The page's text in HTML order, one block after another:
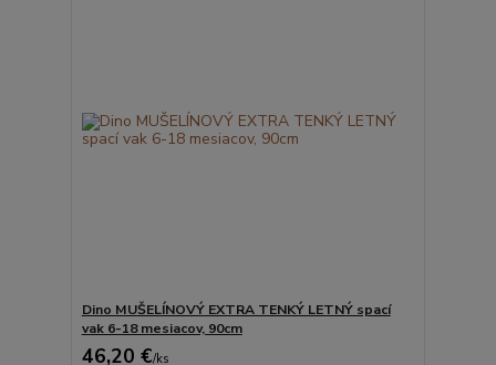
Dino MUŠELÍNOVÝ EXTRA TENKÝ LETNÝ spací
vak 6-18 mesiacov, 90cm
46,20 €/ks